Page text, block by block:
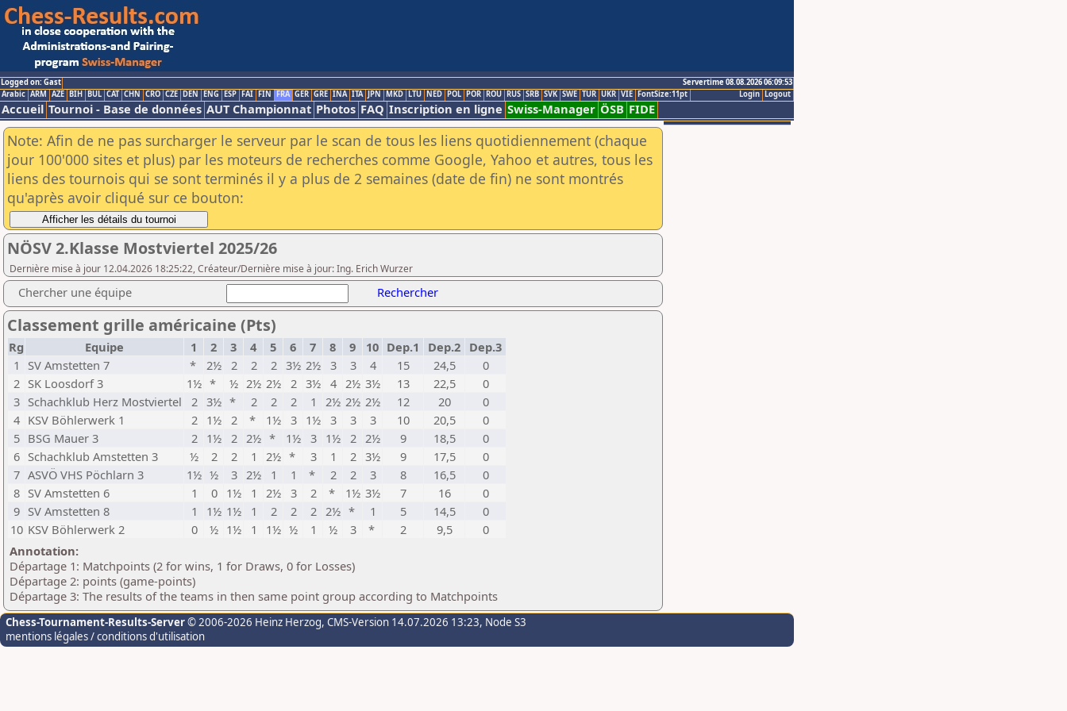
Logged on: Gast
Servertime 08.08.2026 06:09:53
Logout
Login
Arabic ARM AZE BIH BUL CAT CHN CRO CZE DEN ENG ESP FAI FIN FRA GER GRE INA ITA JPN MKD LTU NED POL POR ROU RUS SRB SVK SWE TUR UKR VIE FontSize:11pt
Accueil Tournoi - Base de données AUT Championnat Photos FAQ Inscription en ligne Swiss-Manager ÖSB FIDE
Note: Afin de ne pas surcharger le serveur par le scan de tous les liens quotidiennement (chaque
jour 100'000 sites et plus) par les moteurs de recherches comme Google, Yahoo et autres, tous les
liens des tournois qui se sont terminés il y a plus de 2 semaines (date de fin) ne sont montrés
qu'après avoir cliqué sur ce bouton:
NÖSV 2.Klasse Mostviertel 2025/26
Dernière mise à jour 12.04.2026 18:25:22, Créateur/Dernière mise à jour: Ing. Erich Wurzer
Chercher une équipe Rechercher
Classement grille américaine (Pts)
Rg Equipe 1 2 3 4 5 6 7 8 9 10 Dep.1 Dep.2 Dep.3
1
SV Amstetten 7 * 2½ 2 2 2 3½ 2½ 3 3 4 15 24,5
0
2 SK Loosdorf 3 1½ * ½ 2½ 2½ 2 3½ 4 2½ 3½ 13 22,5
0
3 Schachklub Herz Mostviertel 2 3½ * 2 2 2 1 2½ 2½ 2½ 12 20
0
4 KSV Böhlerwerk 1 2 1½ 2 * 1½ 3 1½ 3 3 3 10 20,5
0
5 BSG Mauer 3 2 1½ 2 2½ * 1½ 3 1½ 2 2½ 9 18,5
0
6 Schachklub Amstetten 3 ½ 2 2 1 2½ * 3 1 2 3½ 9 17,5
0
7 ASVÖ VHS Pöchlarn 3 1½ ½ 3 2½ 1 1 * 2 2 3 8 16,5
0
8 SV Amstetten 6 1 0 1½ 1 2½ 3 2 * 1½ 3½ 7 16
0
9 SV Amstetten 8 1 1½ 1½ 1 2 2 2 2½ * 1 5 14,5
0
10 KSV Böhlerwerk 2 0 ½ 1½ 1 1½ ½ 1 ½ 3 * 2 9,5
0
Annotation:
Départage 1: Matchpoints (2 for wins, 1 for Draws, 0 for Losses)
Départage 2: points (game-points)
Départage 3: The results of the teams in then same point group according to Matchpoints
Chess-Tournament-Results-Server© 2006-2026 Heinz Herzog, CMS-Version 14.07.2026 13:23, Node S3
mentions légales / conditions d'utilisation